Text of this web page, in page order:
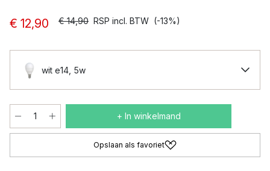
€ 12,90 € 14,90 RSP incl. BTW (-13%)
wit e14, 5w
+ In winkelmand
Opslaan als favoriet